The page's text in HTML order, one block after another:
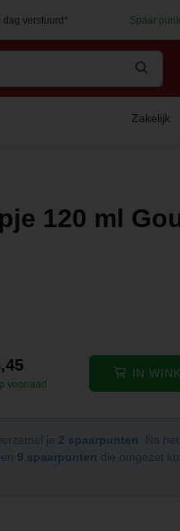
dag verstuurd* Spaar
Zakelijk
120 ml
voorraad
IN
je 2 spaarpunten
. Na
9 spaarpunten die omgezet